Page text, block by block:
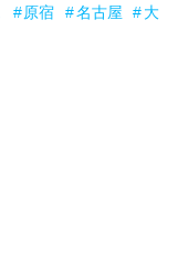
原宿 名古屋
大